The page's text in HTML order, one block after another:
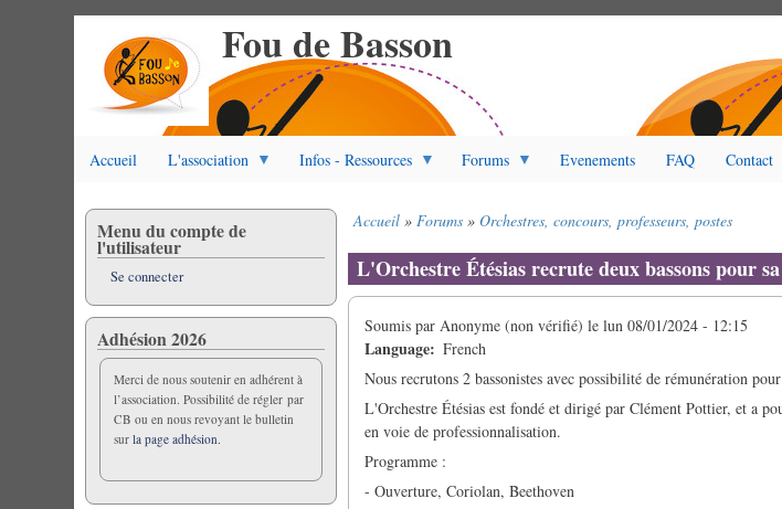
Fou de Basson
Accueil L'association Infos - Ressources Forums Evenements FAQ Contact
d'Ariane
Accueil Forums Orchestres, concours, professeurs, postes
L'Orchestre Étésias recrute deux bassons pour
Soumis parAnonyme (non vérifié) lelun 08/01/2024 - 12:15
Language
French
Nous recrutons 2 bassonistes avec possibilité de rémunération
L'Orchestre Étésias est fondé et dirigé par Clément Pottier, et a
en voie de professionnalisation.
Programme :
- Ouverture, Coriolan, Beethoven
Menu du compte de
l'utilisateur
Se connecter
Adhésion 2026
Merci de nous soutenir en adhérent à
l’association. Possibilité de régler par
CB ou en nous revoyant le bulletin
surla page adhésion.